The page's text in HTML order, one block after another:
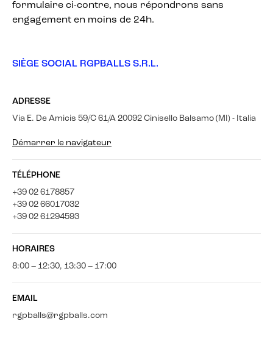
formulaire ci-contre, nous répondrons sans
engagement en moins de 24h.
SIÈGE SOCIAL RGPBALLS S.R.L.
ADRESSE
Via E. De Amicis 59/C 61/A 20092 Cinisello Balsamo (MI) - Italia
Démarrer le navigateur
TÉLÉPHONE
+39 02 6178857
+39 02 66017032
+39 02 61294593
HORAIRES
8:00 – 12:30, 13:30 – 17:00
EMAIL
rgpballs@rgpballs.com